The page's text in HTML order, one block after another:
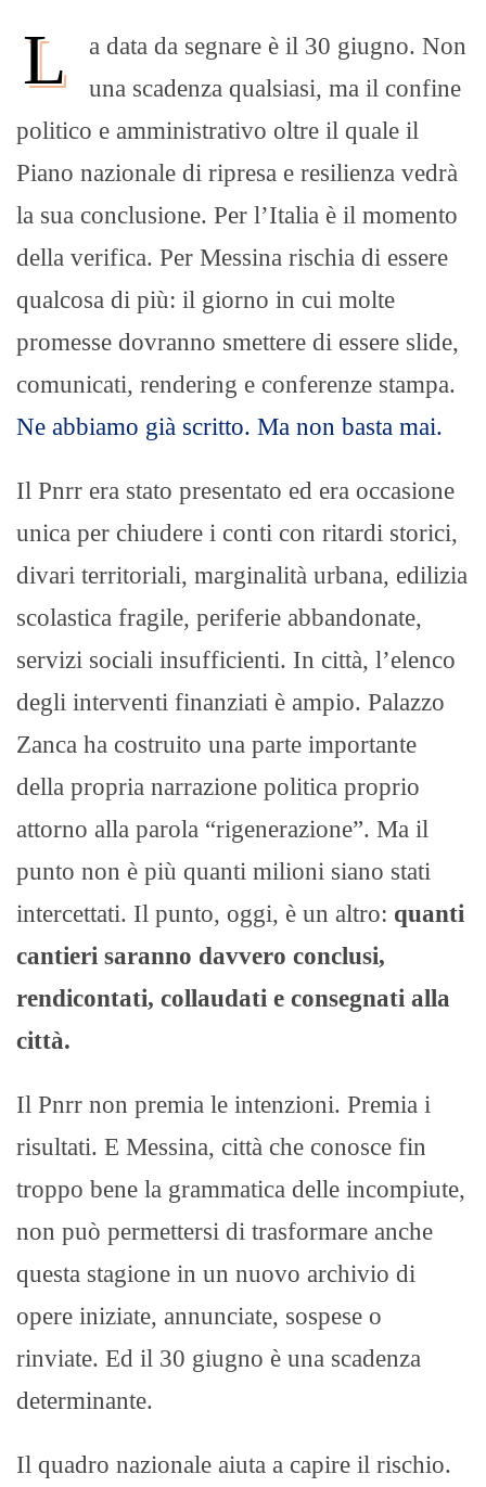
L
a data da segnare è il 30 giugno. Non
una scadenza qualsiasi, ma il confine
politico e amministrativo oltre il quale il
Piano nazionale di ripresa e resilienza vedrà
la sua conclusione. Per l’Italia è il momento
della verifica. Per Messina rischia di essere
qualcosa di più: il giorno in cui molte
promesse dovranno smettere di essere slide,
comunicati, rendering e conferenze stampa.
Ne abbiamo già scritto. Ma non basta mai.
Il Pnrr era stato presentato ed era occasione
unica per chiudere i conti con ritardi storici,
divari territoriali, marginalità urbana, edilizia
scolastica fragile, periferie abbandonate,
servizi sociali insufficienti. In città, l’elenco
degli interventi finanziati è ampio. Palazzo
Zanca ha costruito una parte importante
della propria narrazione politica proprio
attorno alla parola “rigenerazione”. Ma il
punto non è più quanti milioni siano stati
intercettati. Il punto, oggi, è un altro: quanti
cantieri saranno davvero conclusi,
rendicontati, collaudati e consegnati alla
città.
Il Pnrr non premia le intenzioni. Premia i
risultati. E Messina, città che conosce fin
troppo bene la grammatica delle incompiute,
non può permettersi di trasformare anche
questa stagione in un nuovo archivio di
opere iniziate, annunciate, sospese o
rinviate. Ed il 30 giugno è una scadenza
determinante.
Il quadro nazionale aiuta a capire il rischio.